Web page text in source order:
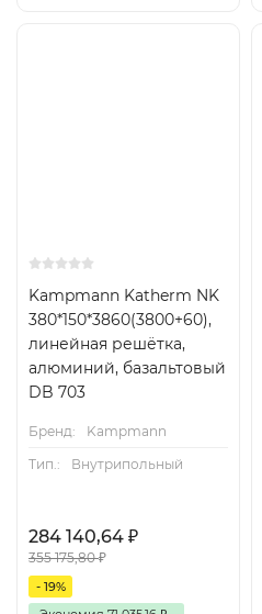
Kampmann Katherm NK
380*150*3860(3800+60),
линейная решётка,
алюминий, базальтовый
DB 703
Бренд:
Kampmann
Тип.:
Внутрипольный
284 140,64 ₽
355 175,80₽
- 19%